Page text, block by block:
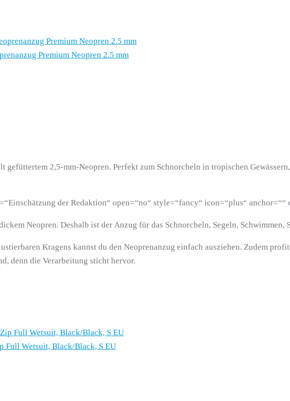
Premium Neopren 2.5 mm
gefüttertem 2,5-mm-Neopren. Perfekt zum Schnorcheln in tropischen
der Redaktion“ open=“no“ style=“fancy“ icon=“plus“ anchor=““
Neopren. Deshalb ist der Anzug für das Schnorcheln, Segeln, Schwimmen,
Kragens kannst du den Neoprenanzug einfach ausziehen. Zudem
denn die Verarbeitung sticht hervor.
Full Wetsuit, Black/Black, S EU